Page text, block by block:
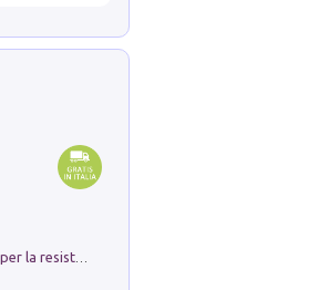
Memorial Santa Giulia. Sculture per la resistenza Monchio di Palagano